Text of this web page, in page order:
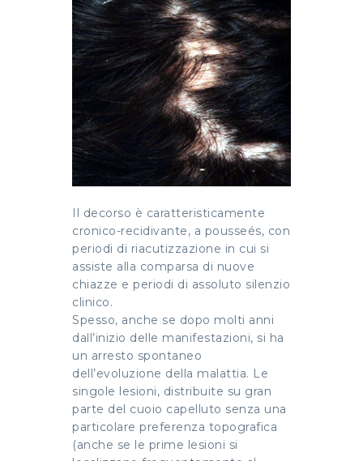
Il decorso è caratteristicamente
cronico-recidivante, a pousseés, con
periodi di riacutizzazione in cui si
assiste alla comparsa di nuove
chiazze e periodi di assoluto silenzio
clinico.
Spesso, anche se dopo molti anni
dall’inizio delle manifestazioni, si ha
un arresto spontaneo
dell’evoluzione della malattia. Le
singole lesioni, distribuite su gran
parte del cuoio capelluto senza una
particolare preferenza topografica
(anche se le prime lesioni si